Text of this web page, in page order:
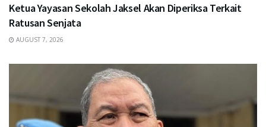
Ketua Yayasan Sekolah Jaksel Akan Diperiksa Terkait
Ratusan Senjata
AUGUST 7, 2026